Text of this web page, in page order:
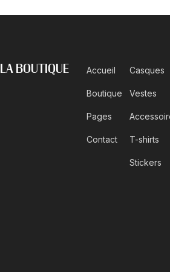
LA BOUTIQUE Accueil
Boutique
Pages
Contact
Casques
Vestes
T-shirts
Stickers